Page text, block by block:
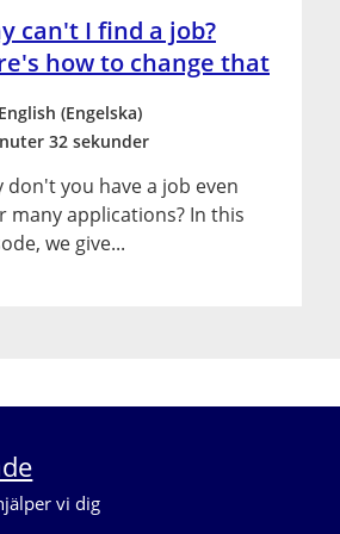
can't I find a job?
how to change that
English (Engelska)
32 sekunder
don't you have a job even
many applications? In this
we give...
vi dig